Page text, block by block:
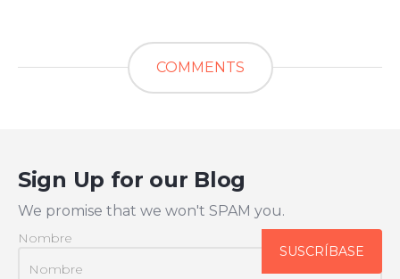
COMMENTS
Sign Up for our Blog
We promise that we won't SPAM you.
Nombre